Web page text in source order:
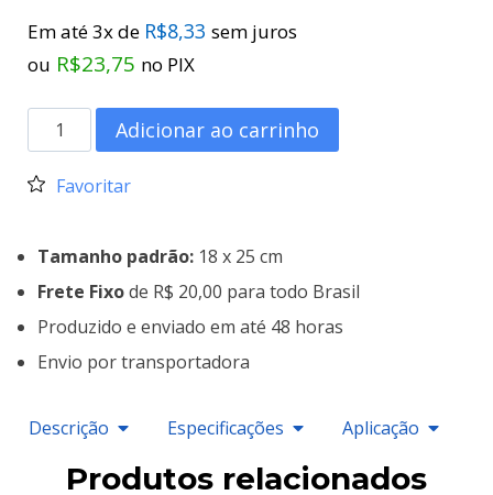
Em até 3x de R$8,33 sem juros
ou R$23,75 no PIX
Adicionar ao carrinho
Favoritar
Tamanho padrão: 18 x 25 cm
Frete Fixode R$ 20,00 para todo Brasil
Produzido e enviado em até 48 horas
Envio por transportadora
Descrição Especificações Aplicação
Produtos relacionados